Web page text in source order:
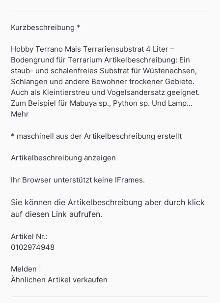
Kurzbeschreibung *
Hobby Terrano Mais Terrariensubstrat 4 Liter –
Bodengrund für Terrarium Artikelbeschreibung: Ein
staub- und schalenfreies Substrat für Wüstenechsen,
Schlangen und andere Bewohner trockener Gebiete.
Auch als Kleintierstreu und Vogelsandersatz geeignet.
Zum Beispiel für Mabuya sp., Python sp. Und Lamp…
Mehr
* maschinell aus der Artikelbeschreibung erstellt
Artikelbeschreibung anzeigen
Ihr Browser unterstützt keine IFrames.
Sie können die Artikelbeschreibung aber durch klick
auf diesen Link aufrufen.
Artikel Nr.:
0102974948
Melden |
Ähnlichen Artikel verkaufen